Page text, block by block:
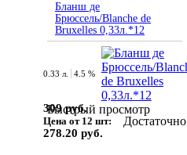
Бланш де
Брюссель/Blanche de
Bruxelles 0,33л.*12
Быстрый просмотр
0.33 л. 4.5 %
309 руб.
Цена от 12 шт:
278.20 руб.
Достаточно